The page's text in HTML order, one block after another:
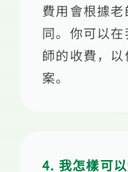
費用會根據
同。你可以
師的收費，
案。
4. 我怎樣可